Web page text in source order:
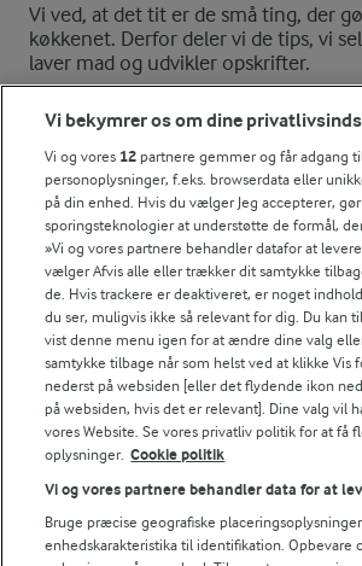
Vi ved, at det tit er de små ting, der
køkkenet. Derfor deler vi de tips, vi
laver mad og udvikler opskrifter.
Hvis du har lyst til at pynte dine red
FRYSETIP
Red velvet cupcakes kan fryses uden
NÆRINGSINDHOLD, PR 100 G
Energiindhold:
1245 kJ / 298 kcal
Energifordeling
ENERGI PR 100 G
Et andet bud på en red velvet kage
frosting!
Vi bekymrer os om dine
Vi og vores 12 partnere gemmer og får adgang
personoplysninger, f.eks. browserdata eller
på din enhed. Hvis du vælger Jeg accepterer,
sporingsteknologier at understøtte de formål,
»Vi og vores partnere behandler datafor at
vælger Afvis alle eller trækker dit samtykke
de. Hvis trackere er deaktiveret, er noget
du ser, muligvis ikke så relevant for dig. Du kan
vist denne menu igen for at ændre dine valg
samtykke tilbage når som helst ved at klikke Vis
nederst på websiden [eller det flydende ikon
på websiden, hvis det er relevant]. Dine valg vil
vores Website. Se vores privatliv politik for at få
oplysninger. Cookie politik
Vi og vores partnere behandler data for at
Bruge præcise geografiske
enhedskarakteristika til identifikation. Opbevare